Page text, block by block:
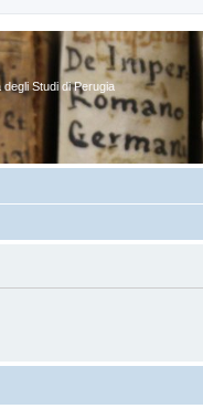
Studi di Perugia